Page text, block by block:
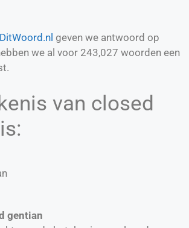
geven we antwoord op
we al voor 243,027 woorden een
van closed
gentian